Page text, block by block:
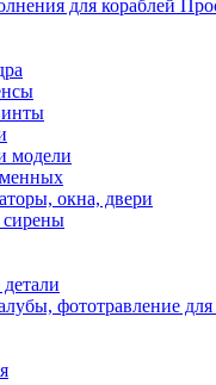
для кораблей
модели
окна, двери
сирены
фототравление для